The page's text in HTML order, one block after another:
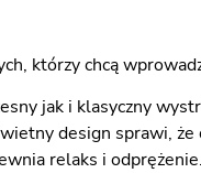
którzy chcą
jak i klasyczny
design sprawi,
relaks i odprężenie.